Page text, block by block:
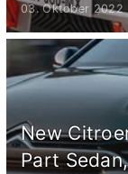
03. Oktober 2022
New
Part